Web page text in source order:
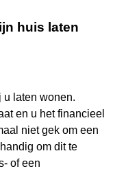
huis laten
u laten wonen.
en u het financieel
niet gek om een
om dit te
of een